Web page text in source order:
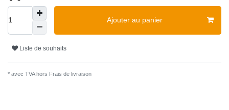
Ajouter au panier
Liste de souhaits
* avec TVA hors Frais de livraison